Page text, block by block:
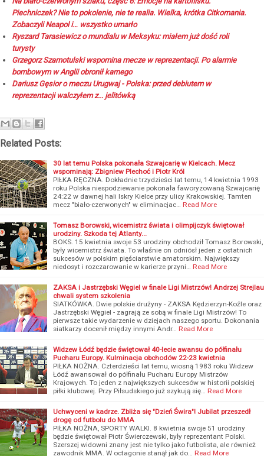
Piechniczek? Nie to pokolenie, nie te realia. Wielka, krótka Citkomania.
Zobaczyli Neapol i… wszystko umarło
Ryszard Tarasiewicz o mundialu w Meksyku: miałem już dość roli
turysty
Grzegorz Szamotulski wspomina mecze w reprezentacji. Po alarmie
bombowym w Anglii obronił karnego
Dariusz Gęsior o meczu Urugwaj - Polska: przed debiutem w
reprezentacji walczyłem z... jelitówką
Related Posts:
30 lat temu Polska pokonała Szwajcarię w Kielcach. Mecz
wspominają: Zbigniew Plechoć i Piotr Król
PIŁKA RĘCZNA. Dokładnie trzydzieści lat temu, 14 kwietnia 1993
roku Polska niespodziewanie pokonała faworyzowaną Szwajcarię
24:22 w dawnej hali Iskry Kielce przy ulicy Krakowskiej. Tamten
mecz "biało-czerwonych" w eliminacjac…
Read More
Tomasz Borowski, wicemistrz świata i olimpijczyk świętował
urodziny. Szkoda tej Atlanty...
BOKS. 15 kwietnia swoje 53 urodziny obchodził Tomasz Borowski,
były wicemistrz świata. To właśnie on odniósł jeden z ostatnich
sukcesów w polskim pięściarstwie amatorskim. Największy
niedosyt i rozczarowanie w karierze przyni…
Read More
ZAKSA i Jastrzębski Węgiel w finale Ligi Mistrzów! Andrzej Strejlau
chwali system szkolenia
SIATKÓWKA. Dwie polskie drużyny - ZAKSA Kędzierzyn-Koźle oraz
Jastrzębski Węgiel - zagrają ze sobą w finale Ligi Mistrzów! To
pierwsze takie wydarzenie w dziejach naszego sportu. Dokonania
siatkarzy docenił między innymi Andr…
Read More
Widzew Łódź będzie świętował 40-lecie awansu do półfinału
Pucharu Europy. Kulminacja obchodów 22-23 kwietnia
PIŁKA NOŻNA. Czterdzieści lat temu, wiosną 1983 roku Widzew
Łódź awansował do półfinału Pucharu Europy Mistrzów
Krajowych. To jeden z największych sukcesów w historii polskiej
piłki klubowej. Przy Piłsudskiego już szykują się…
Read More
Uchwyceni w kadrze. Zbliża się "Dzień Świra"! Jubilat przeszedł
drogę od futbolu do MMA
PIŁKA NOŻNA, SPORTY WALKI. 8 kwietnia swoje 51 urodziny
będzie świętował Piotr Świerczewski, były reprezentant Polski.
Szerszej widowni znany jest nie tylko jako futbolista, ale również
zawodnik MMA. W octagonie stanął jak do…
Read More